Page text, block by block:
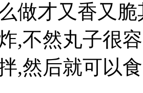
做才又香又
,不然丸子很
,然后就可以